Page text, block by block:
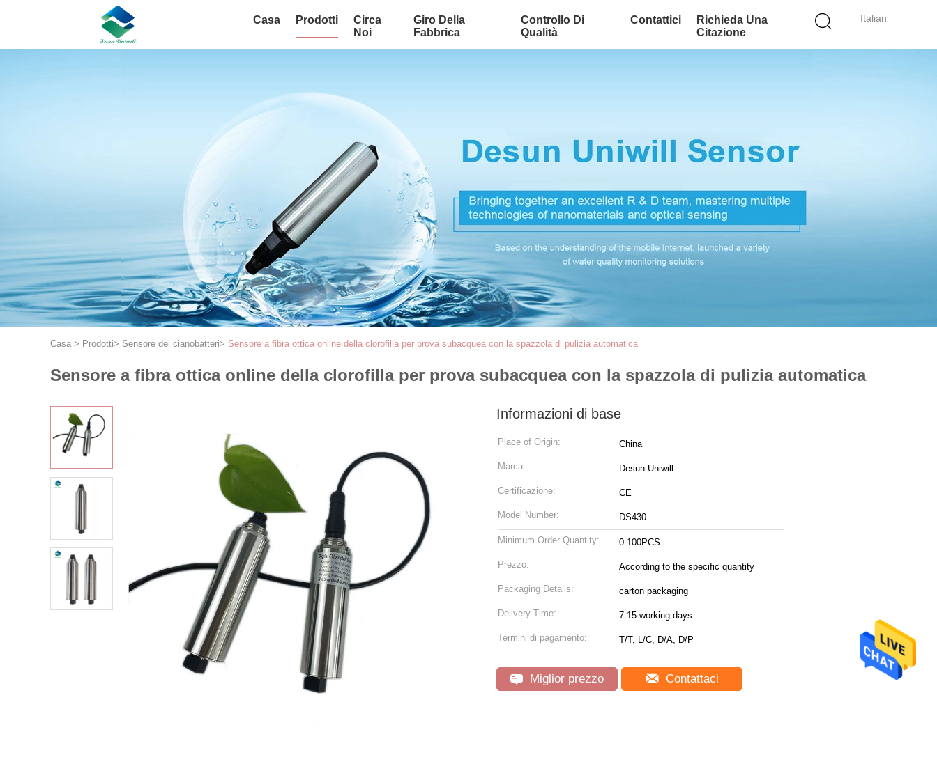
Italian
Casa Prodotti
Circa
Noi
Giro Della
Fabbrica
Controllo Di
Qualità
Contattici
Richieda Una
Citazione
Casa > Prodotti> Sensore dei cianobatteri> Sensore a fibra ottica online della clorofilla per prova subacquea con la spazzola di pulizia automatica
Sensore a fibra ottica online della clorofilla per prova subacquea con la spazzola di pulizia automatica
Informazioni di base
Place of Origin: China
Marca: Desun Uniwill
Certificazione: CE
Model Number: DS430
Minimum Order Quantity: 0-100PCS
Prezzo: According to the specific quantity
Packaging Details: carton packaging
Delivery Time: 7-15 working days
Termini di pagamento: T/T, L/C, D/A, D/P
Miglior prezzo Contattaci